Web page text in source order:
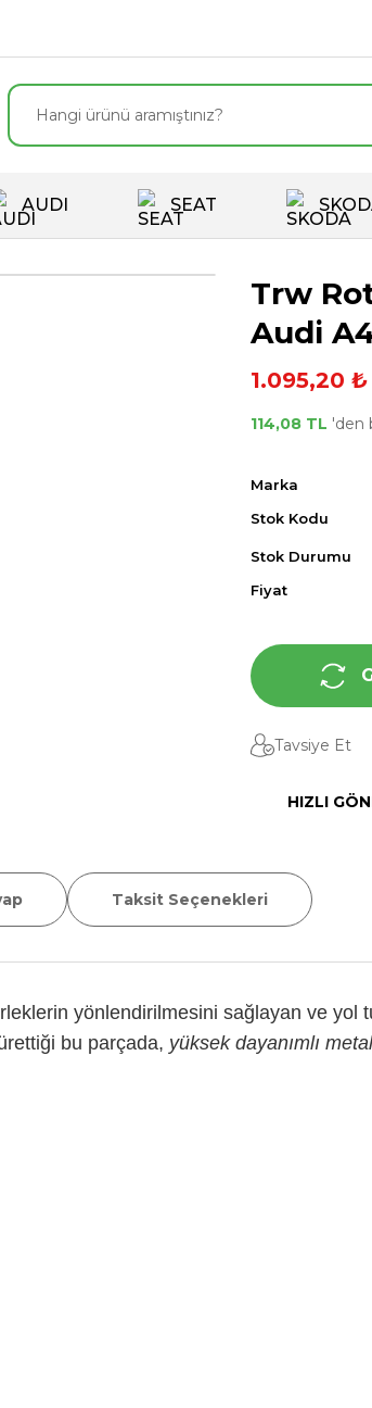
AUDI SEAT
Trw
Audi
1.095,20 ₺
114,08 TL 'den
Marka
Stok Kodu
Stok Durumu
Fiyat
Tavsiye Et
HIZLI
Taksit Seçenekleri
yönlendirilmesini sağlayan ve
bu parçada, yüksek dayanımlı